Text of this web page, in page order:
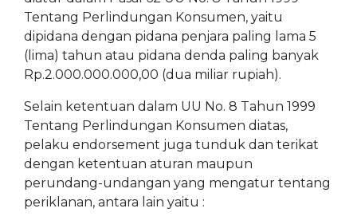
Tentang Perlindungan Konsumen, yaitu
dipidana dengan pidana penjara paling lama 5
(lima) tahun atau pidana denda paling banyak
Rp.2.000.000.000,00 (dua miliar rupiah).
Selain ketentuan dalam UU No. 8 Tahun 1999
Tentang Perlindungan Konsumen diatas,
pelaku endorsement juga tunduk dan terikat
dengan ketentuan aturan maupun
perundang-undangan yang mengatur tentang
periklanan, antara lain yaitu :